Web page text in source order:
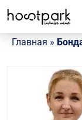
Главная »